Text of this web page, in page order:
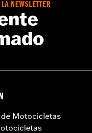
full details
NEWSLETTER
Motocicletas